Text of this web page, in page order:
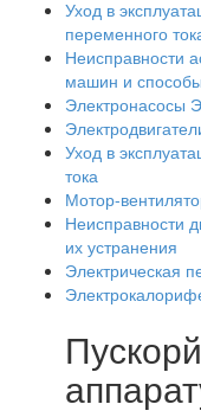
Уход в
переменного
Неисправности
машин и
Электронасосы
Уход в
тока
Мотор-
Неисправности
их устранения
Электрическая